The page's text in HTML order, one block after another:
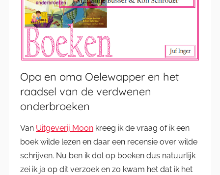
Opa en oma Oelewapper en het
raadsel van de verdwenen
onderbroeken
Van Uitgeverij Moon kreeg ik de vraag of ik een
boek wilde lezen en daar een recensie over wilde
schrijven. Nu ben ik dol op boeken dus natuurlijk
zei ik ja op dit verzoek en zo kwam het dat ik het